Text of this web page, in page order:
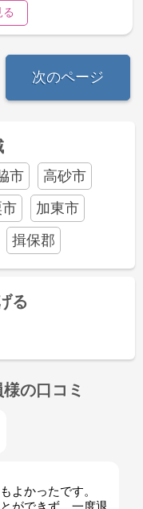
次のページ
市
高砂市
加東市
揖保郡
る
の口コミ
よかったです。
ができず、一度退